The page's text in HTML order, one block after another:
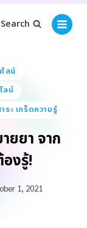
Search
ลน์
ลน์
ระ เกร็ดความรู้
ยยา จาก
งรู้!
1, 2021